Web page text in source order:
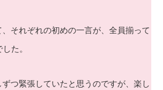
それぞれの初めの一言が、全員揃って
た。
つ緊張していたと思うのですが、楽し